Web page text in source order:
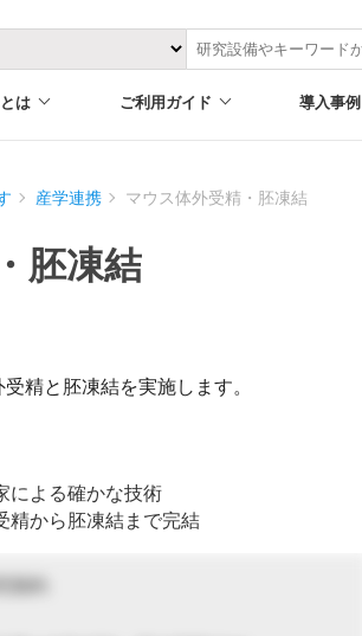
は ご利用ガイド 導入事例
産学連携 マウス体外受精・胚凍結
胚凍結
精と胚凍結を実施します。
による確かな技術
精から胚凍結まで完結
契約